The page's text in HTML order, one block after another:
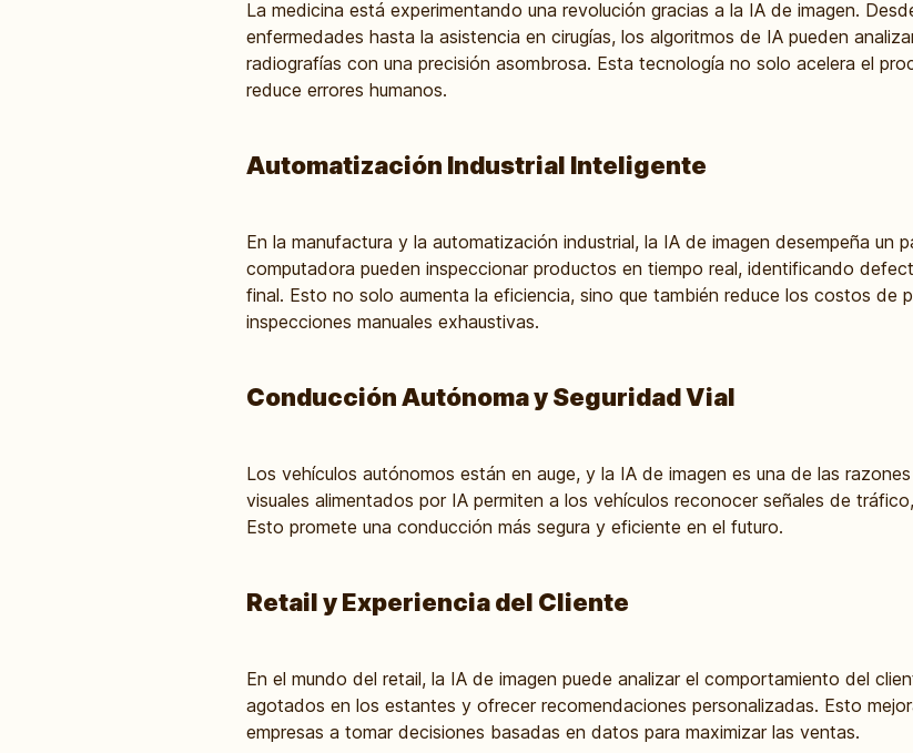
La medicina está experimentando una revolución gracias a la IA de imagen.
enfermedades hasta la asistencia en cirugías, los algoritmos de IA pueden
radiografías con una precisión asombrosa. Esta tecnología no solo acelera el
reduce errores humanos.
Automatización Industrial Inteligente
En la manufactura y la automatización industrial, la IA de imagen desempeña un
computadora pueden inspeccionar productos en tiempo real, identificando
final. Esto no solo aumenta la eficiencia, sino que también reduce los costos de
inspecciones manuales exhaustivas.
Conducción Autónoma y Seguridad Vial
Los vehículos autónomos están en auge, y la IA de imagen es una de las
visuales alimentados por IA permiten a los vehículos reconocer señales de
Esto promete una conducción más segura y eficiente en el futuro.
Retail y Experiencia del Cliente
En el mundo del retail, la IA de imagen puede analizar el comportamiento del
agotados en los estantes y ofrecer recomendaciones personalizadas. Esto
empresas a tomar decisiones basadas en datos para maximizar las ventas.